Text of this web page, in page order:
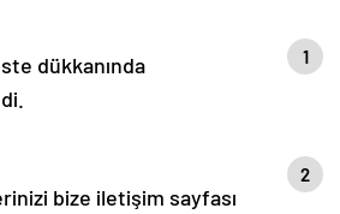
dükkanında
bize iletişim sayfası
1
2